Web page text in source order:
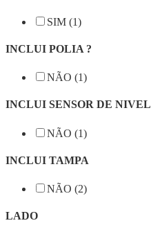
SIM (1)
INCLUI POLIA ?
NÃO (1)
INCLUI SENSOR DE NIVEL
NÃO (1)
INCLUI TAMPA
NÃO (2)
LADO